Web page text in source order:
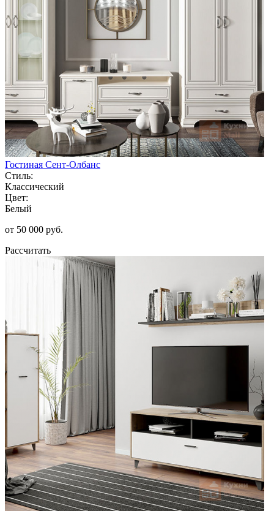
Гостиная Сент-Олбанс
Стиль:
Классический
Цвет:
Белый
от 50 000 руб.
Рассчитать